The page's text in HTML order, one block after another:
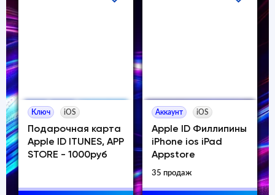
Ключ iOS
Подарочная карта
Apple ID ITUNES, APP
STORE - 1000руб
Аккаунт iOS
Apple ID Филлипины
iPhone ios iPad
Appstore
35 продаж